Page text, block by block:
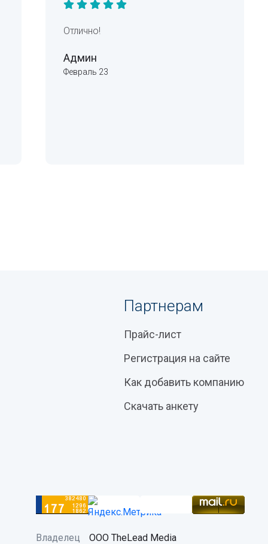
Отлично!
Админ
Февраль 23
Партнерам
Прайс-лист
Регистрация на сайте
Как добавить компанию
Скачать анкету
Владелец
ООО TheLead Media